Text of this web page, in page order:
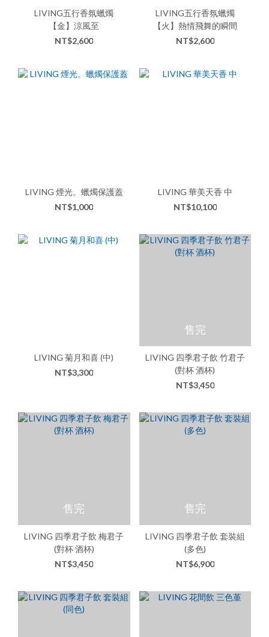
LIVING五行香氛蠟燭
【金】涼風至
NT$2,600
LIVING五行香氛蠟燭
【火】熱情飛舞的瞬間
NT$2,600
LIVING 煙光。蠟燭保護蓋
NT$1,000
LIVING 華美天香 中
NT$10,100
LIVING 菊月和喜 (中)
NT$3,300
售完
LIVING 四季君子飲 竹君子
(對杯 酒杯)
NT$3,450
售完
LIVING 四季君子飲 梅君子
(對杯 酒杯)
NT$3,450
售完
LIVING 四季君子飲 套裝組
(多色)
NT$6,900